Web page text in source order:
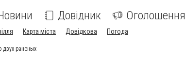
Довідник Оголошення
Карта міста Довідкова Погода
двух раненых